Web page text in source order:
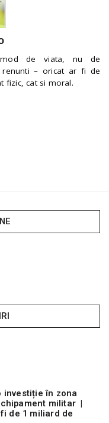
de viata, nu de
– oricat ar fi de
fizic, cat si moral.
investiție în zona
militar |
de 1 miliard de